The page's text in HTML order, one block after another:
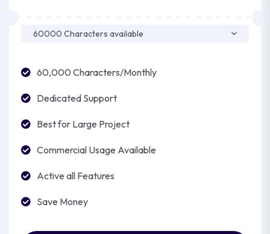
60,000 Characters/Monthly
Dedicated Support
Best for Large Project
Commercial Usage Available
Active all Features
Save Money